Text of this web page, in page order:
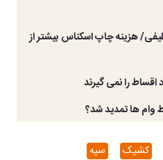
هزینه چاپ اسکناس بیشتر از
وام ها تمدید شد؟
کشیک سپه